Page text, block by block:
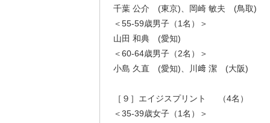
千葉 公介 (東京)、岡崎 敏夫 (鳥取)
＜55-59歳男子（1名）＞
山田 和典 (愛知)
＜60-64歳男子（2名）＞
小島 久直 (愛知)、川﨑 潔 (大阪)
［９］エイジスプリント （4名）
＜35-39歳女子（1名）＞